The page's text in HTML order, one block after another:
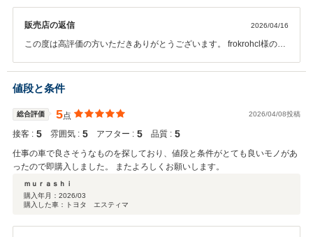
販売店の返信 2026/04/16
この度は高評価の方いただきありがとうございます。 frokrohcl様のお
車のことでなにかございましたらお気軽にご相談いただければと思い
ますので何卒よろしくお願い致します。
値段と条件
総合評価 5点 2026/04/08投稿
接客 : 5 雰囲気 : 5 アフター : 5 品質 : 5
仕事の車で良さそうなものを探しており、値段と条件がとても良いモノがあ
ったので即購入しました。 またよろしくお願いします。
ｍｕｒａｓｈｉ
購入年月： 2026/03
購入した車：トヨタ エスティマ